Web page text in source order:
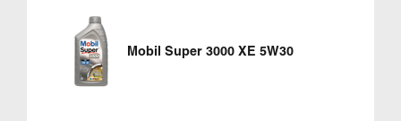
Mobil Super 3000 XE 5W30